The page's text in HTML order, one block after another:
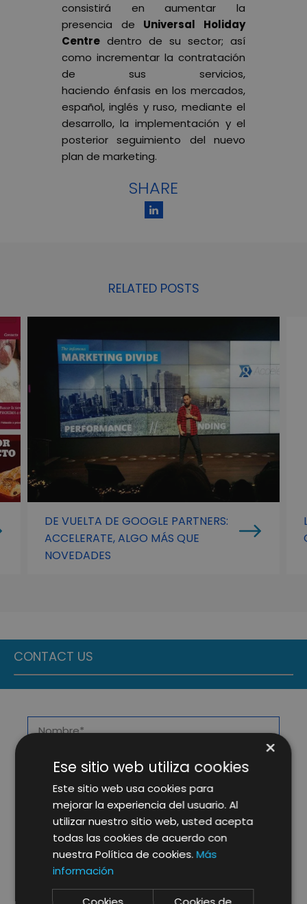
consistirá en aumentar la
presencia de Universal Holiday
Centredentro de su sector; así
como incrementar la contratación
de sus servicios,
haciendo énfasis en los mercados,
español, inglés y ruso, mediante el
desarrollo, la implementación y el
posterior seguimiento del nuevo
plan de marketing.
SHARE
RELATED POSTS
DE VUELTA DE GOOGLE PARTNERS:
ACCELERATE, ALGO MÁS QUE
NOVEDADES
CONTACT US
×
Ese sitio web utiliza cookies
Este sitio web usa cookies para
mejorar la experiencia del usuario. Al
utilizar nuestro sitio web, usted acepta
todas las cookies de acuerdo con
nuestra Política de cookies.Más
información